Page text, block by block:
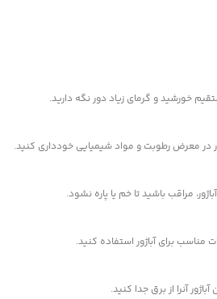
خورشید و گرمای زیاد دور نگه دارید.
در معرض رطوبت و مواد شیمیایی خودداری کنید.
مراقب باشید تا خم یا پاره نشود.
مناسب برای آباژور استفاده کنید.
آنرا از برق جدا کنید.